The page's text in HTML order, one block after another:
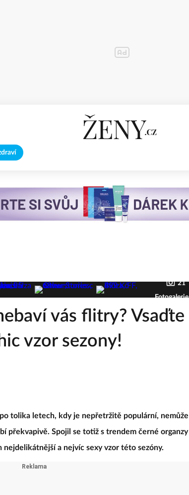
21
Fotogalerie
vás flitry? Vsaďte
vzor sezony!
tolika letech, kdy je nepřetržitě populární, nemůže
překvapivě. Spojil se totiž s trendem černé organzy
a nejvíc sexy vzor této sezóny.